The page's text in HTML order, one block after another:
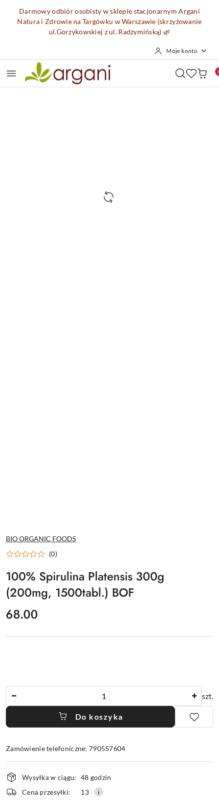
Przejdź do treści głównej
Przejdź do wyszukiwarki
Przejdź do moje konto
Przejdź do menu głównego
Przejdź do opisu produktu
Przejdź do stopki
Darmowy odbiór osobisty w sklepie stacjonarnym Argani
Natura i Zdrowie na Targówku w Warszawie (skrzyżowanie
ul.Gorzykowskiej z ul. Radzymińską) 🌿
Moje konto
NAZWA
PRODUCENTA:
BIO ORGANIC FOODS
(0)
100% Spirulina Platensis 300g
(200mg, 1500tabl.) BOF
cena:
68.00
szt.
Do koszyka
Zamówienie telefoniczne: 790557604
Dostępność
i
dostawa
Wysyłka w ciągu: 48 godzin
Cena przesyłki:
13